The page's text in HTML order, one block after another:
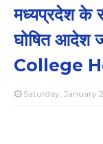
मध्यप्रदेश के
घोषित आदेश
College
Saturday, January